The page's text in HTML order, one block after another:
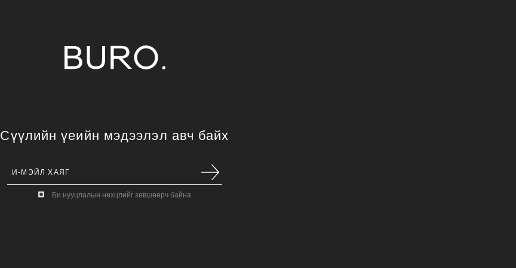
Сүүлийн үеийн мэдээлэл авч байх
Би нууцлалын нөхцлийг зөвшөөрч байна